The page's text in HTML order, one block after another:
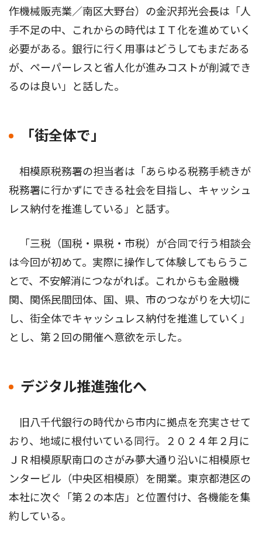
作機械販売業／南区大野台）の金沢邦光会長は「人
手不足の中、これからの時代はＩＴ化を進めていく
必要がある。銀行に行く用事はどうしてもまだある
が、ペーパーレスと省人化が進みコストが削減でき
るのは良い」と話した。
「街全体で」
相模原税務署の担当者は「あらゆる税務手続きが
税務署に行かずにできる社会を目指し、キャッシュ
レス納付を推進している」と話す。
「三税（国税・県税・市税）が合同で行う相談会
は今回が初めて。実際に操作して体験してもらうこ
とで、不安解消につながれば。これからも金融機
関、関係民間団体、国、県、市のつながりを大切に
し、街全体でキャッシュレス納付を推進していく」
とし、第２回の開催へ意欲を示した。
デジタル推進強化へ
旧八千代銀行の時代から市内に拠点を充実させて
おり、地域に根付いている同行。２０２４年２月に
ＪＲ相模原駅南口のさがみ夢大通り沿いに相模原セ
ンタービル（中央区相模原）を開業。東京都港区の
本社に次ぐ「第２の本店」と位置付け、各機能を集
約している。